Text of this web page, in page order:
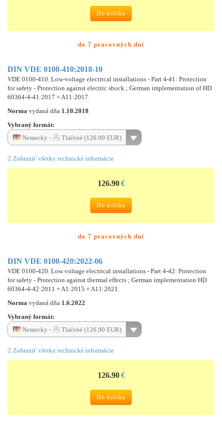
Do košíka
do 7 pracovných dní
DIN VDE 0100-410:2018-10
VDE 0100-410. Low-voltage electrical installations - Part 4-41: Protection
for safety - Protection against electric shock ; German implementation of HD
60364-4-41:2017 + A11:2017.
Norma vydaná dňa 1.10.2018
Vybraný formát:
Nemecky -
Tlačené (126.90 EUR)
Zobraziť všetky technické informácie
126.90 €
Do košíka
do 7 pracovných dní
DIN VDE 0100-420:2022-06
VDE 0100-420. Low voltage electrical installations - Part 4-42: Protection
for safety - Protection against thermal effects ; German implementation HD
60364-4-42:2011 + A1:2015 + A11:2021.
Norma vydaná dňa 1.6.2022
Vybraný formát:
Nemecky -
Tlačené (126.90 EUR)
Zobraziť všetky technické informácie
126.90 €
Do košíka